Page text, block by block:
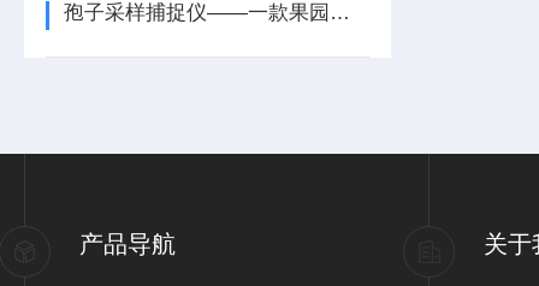
孢子采样捕捉仪——一款果园孢子捕捉仪2025全+境+派+送
产品导航 关于